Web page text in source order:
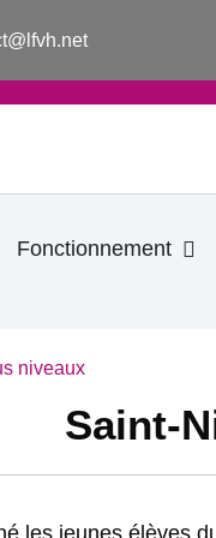
Présentation
Fonctionnement
niveaux
Saint-
les jeunes élèves